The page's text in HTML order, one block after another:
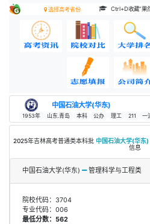
选择高考省份 Ctrl+D收藏“果
中国石油大学(华东)
1953年 山东.青岛 本科 公办 理工 211 一
2025年吉林高考普通类本科批 中国石油大学(华东)
信息
中国石油大学(华东) 管理科学与工程类
院校代码：3704
专业代码：006
最低分数：562